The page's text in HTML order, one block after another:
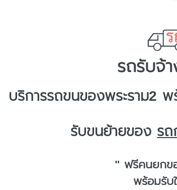
รถรับจ้
บริการรถขนของพระราม2 พ
รับขนย้ายของรถ
" ฟรีคนยกข
พร้อมรับ